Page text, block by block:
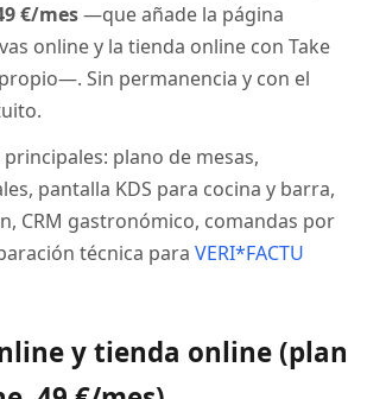
€/mes—que añade la página
online y la tienda online con Take
Sin permanencia y con el
plano de mesas,
pantalla KDS para cocina y barra,
CRM gastronómico, comandas por
técnica para VERI*FACTU
y tienda online (plan